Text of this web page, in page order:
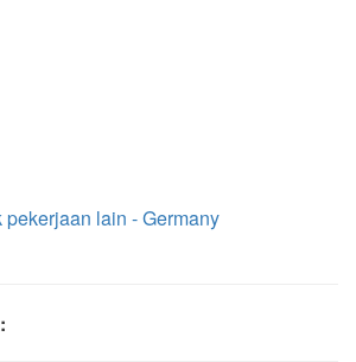
pekerjaan lain - Germany